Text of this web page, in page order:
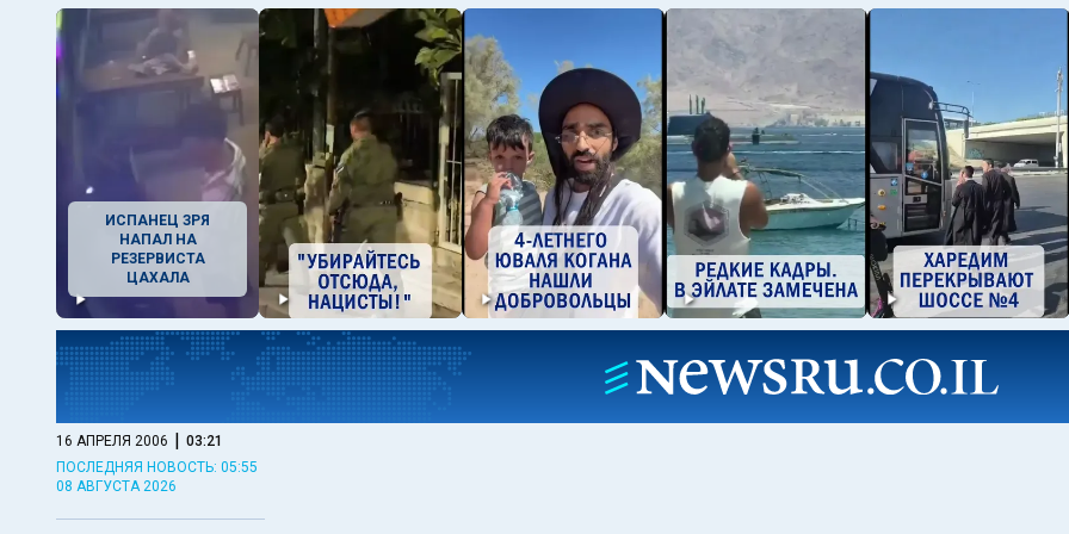
ИСПАНЕЦ ЗРЯ
НАПАЛ НА
РЕЗЕРВИСТА
ЦАХАЛА
16 АПРЕЛЯ 2006 | 03:21
ПОСЛЕДНЯЯ НОВОСТЬ: 05:55
08 АВГУСТА 2026